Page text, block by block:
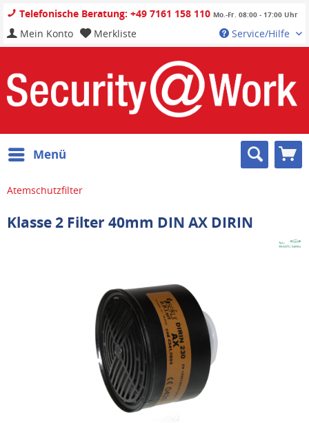
Telefonische Beratung: +49 7161 158 110 Mo.-Fr. 08:00 - 17:00 Uhr
Service/Hilfe
Mein Konto Merkliste
Menü
Atemschutzfilter
Klasse 2 Filter 40mm DIN AX DIRIN